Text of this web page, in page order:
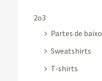
2o3
Partes de baixo
Sweatshirts
T-shirts